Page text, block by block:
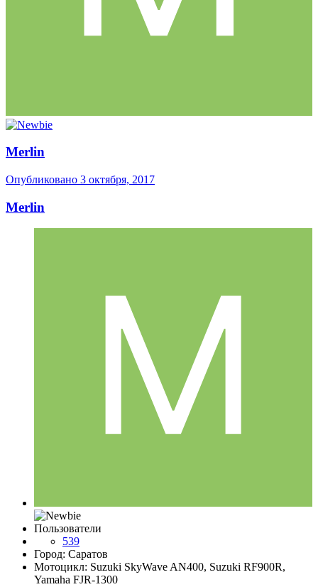
Merlin
Опубликовано 3 октября, 2017
Merlin
Пользователи
539
Город: Саратов
Мотоцикл: Suzuki SkyWave AN400, Suzuki RF900R,
Yamaha FJR-1300